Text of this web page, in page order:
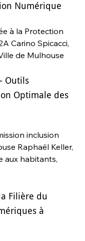
Numérique
à la Protection
Carino Spicacci,
de Mulhouse
Outils
Optimale des
inclusion
Raphaël Keller,
aux habitants,
Filière du
à